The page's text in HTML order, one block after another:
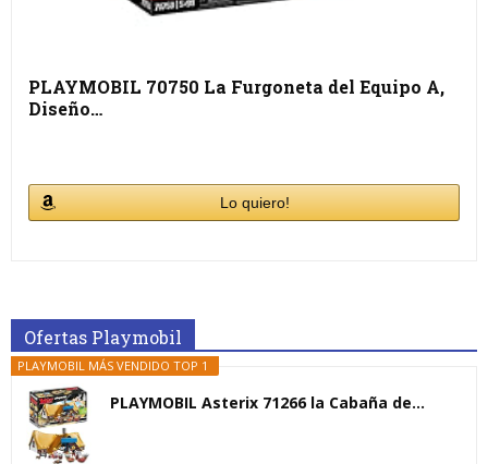
PLAYMOBIL 70750 La Furgoneta del Equipo A,
Diseño…
Lo quiero!
Ofertas Playmobil
PLAYMOBIL MÁS VENDIDO TOP 1
PLAYMOBIL Asterix 71266 la Cabaña de...